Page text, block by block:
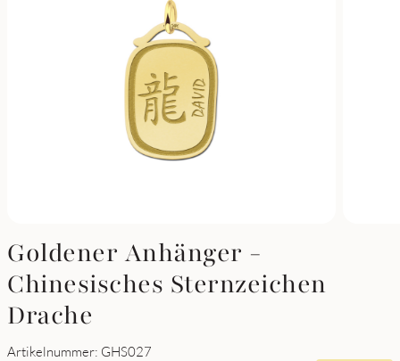
Goldener Anhänger -
Chinesisches Sternzeichen
Drache
Artikelnummer: GHS027